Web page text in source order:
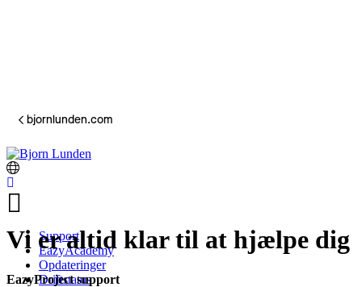
bjornlunden.com
Support
EazyAcademy
Opdateringer
Driftstatus
Vi er altid klar til at hjælpe dig
EazyProject support